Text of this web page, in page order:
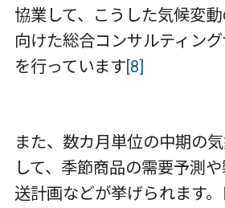
協業して、こうした気候変
向けた総合コンサルティン
を行っています[8]
また、数カ月単位の中期の
して、季節商品の需要予測
送計画などが挙げられます